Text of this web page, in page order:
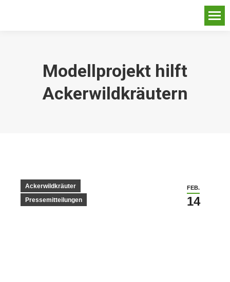
Modellprojekt hilft
Ackerwildkräutern
FEB.
14
Ackerwildkräuter
Pressemitteilungen